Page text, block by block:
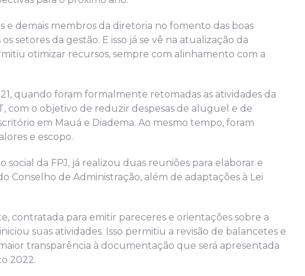
e demais membros da diretoria no fomento das boas
setores da gestão. E isso já se vê na atualização da
otimizar recursos, sempre com alinhamento com a
quando foram formalmente retomadas as atividades da
com o objetivo de reduzir despesas de aluguel e de
em Mauá e Diadema. Ao mesmo tempo, foram
e escopo.
social da FPJ, já realizou duas reuniões para elaborar e
de Administração, além de adaptações à Lei
contratada para emitir pareceres e orientações sobre a
suas atividades. Isso permitiu a revisão de balancetes e
transparência à documentação que será apresentada
2022.